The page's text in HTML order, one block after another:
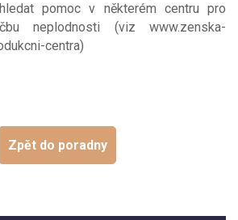
pomoc v některém centru pro
neplodnosti (viz www.zenska-
centra)
Zpět do poradny